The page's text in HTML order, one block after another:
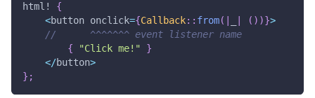
html!
{
<button onclick={Callback:: from( ( ) )}>
//      ^^^^^^^ event listener name
{
"Click me!"
}
</button>
} ;